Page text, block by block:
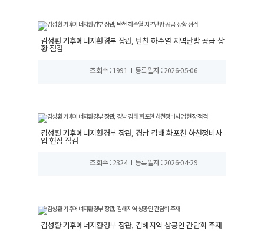
김성환 기후에너지환경부 장관, 탄천 하수열 지역난방 공급 상
황 점검
조회수 : 1991 등록일자 : 2026-05-06
김성환 기후에너지환경부 장관, 경남 김해 화포천 하천정비사
업 현장 점검
조회수 : 2324 등록일자 : 2026-04-29
김성환 기후에너지환경부 장관, 김해지역 상공인 간담회 주재